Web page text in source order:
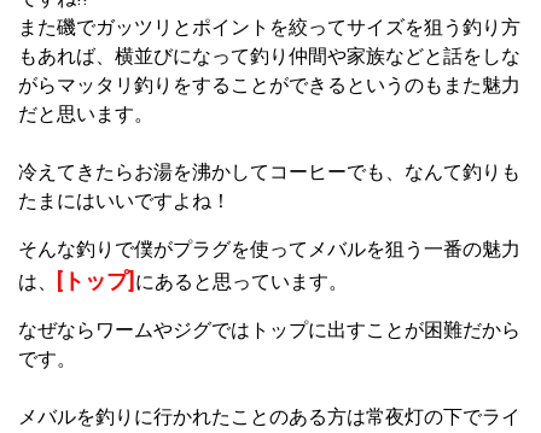
また磯でガッツリとポイントを絞ってサイズを狙う釣り方
もあれば、横並びになって釣り仲間や家族などと話をしな
がらマッタリ釣りをすることができるというのもまた魅力
だと思います。
冷えてきたらお湯を沸かしてコーヒーでも、なんて釣りも
たまにはいいですよね！
そんな釣りで僕がプラグを使ってメバルを狙う一番の魅力
は、
[トップ] にあると思っています。
なぜならワームやジグではトップに出すことが困難だから
です。
メバルを釣りに行かれたことのある方は常夜灯の下でライ